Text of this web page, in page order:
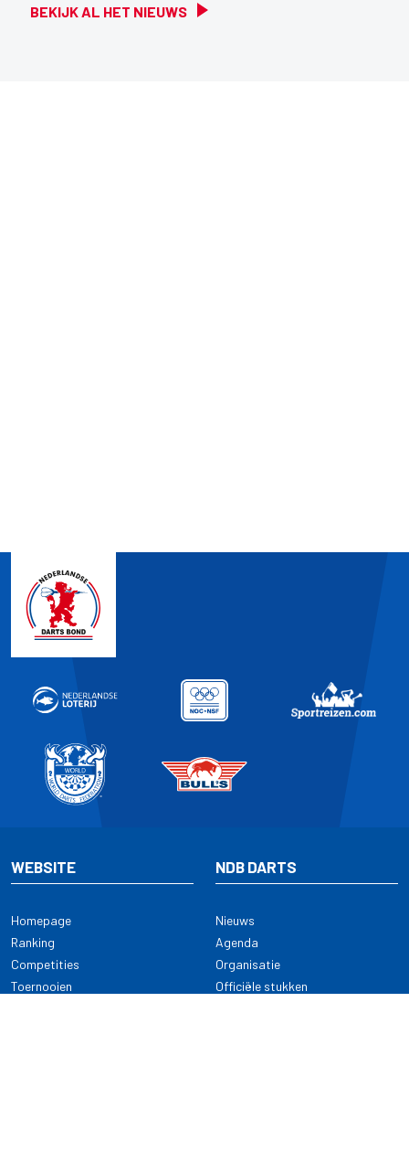
BEKIJK AL HET NIEUWS
WEBSITE
Homepage
Ranking
Competities
Toernooien
NDB DARTS
Nieuws
Agenda
Organisatie
Officiële stukken